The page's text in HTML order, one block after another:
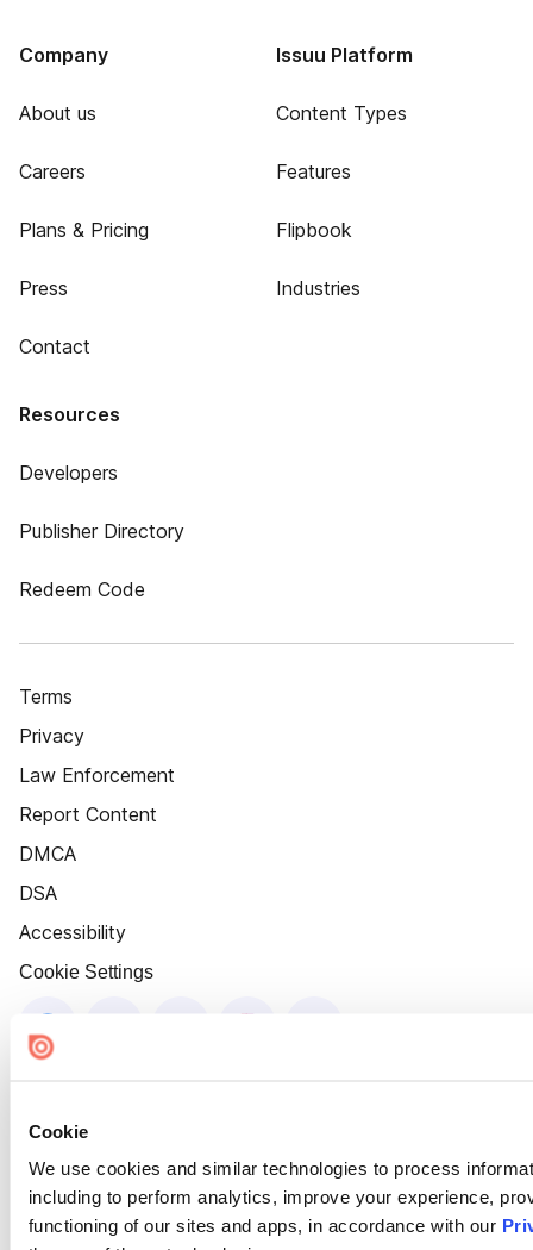
Cookie
We use cookies and similar technologies to process
including to perform analytics, improve your experience,
functioning of our sites and apps, in accordance with our
Company
About us
Careers
Plans & Pricing
Press
Contact
Issuu Platform
Content Types
Features
Flipbook
Industries
Resources
Developers
Publisher Directory
Redeem Code
Terms
Privacy
Law Enforcement
Report Content
DMCA
DSA
Accessibility
Cookie Settings